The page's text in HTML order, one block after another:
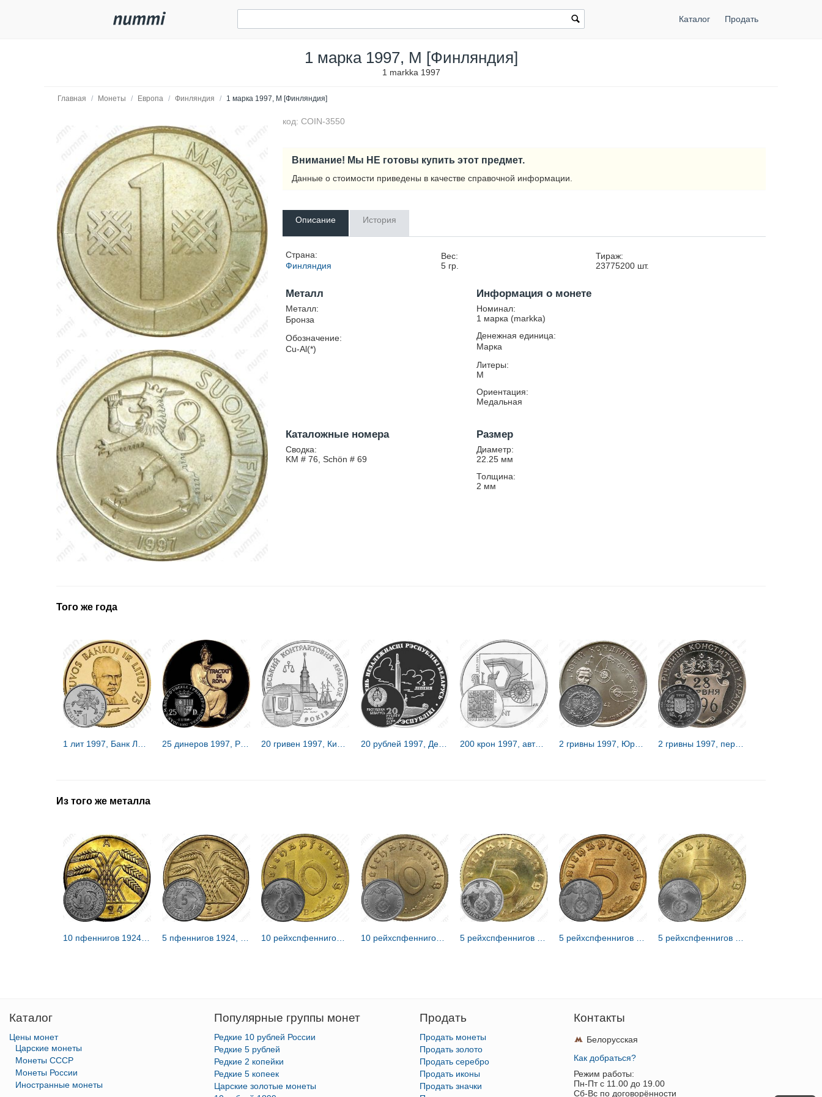
Каталог Продать
1 марка 1997, M [Финляндия]
1 markka 1997
Главная / Монеты / Европа / Финляндия / 1 марка 1997, M [Финляндия]
код: COIN-3550
Внимание! Мы НЕ готовы купить этот предмет.
Данные о стоимости приведены в качестве справочной информации.
Описание История
Страна:
Финляндия
Вес:
5гр.
Тираж:
23775200 шт.
Металл
Металл:
Бронза
Обозначение:
Cu-Al(*)
Информация о монете
Номинал:
1 марка (markka)
Денежная единица:
Марка
Литеры:
M
Ориентация:
Медальная
Каталожные номера
Сводка:
KM # 76, Schön # 69
Размер
Диаметр:
22.25 мм
Толщина:
2 мм
Того же года
20 рублей 1997, День Независимости [Беларусь] Proof 200 крон 1997, автомобиль [Чехия]
Из того же металла
10 рейхспфеннигов 1939 [Германия / Третий рейх]
Каталог
Цены монет
Царские монеты
Монеты СССР
Монеты России
Иностранные монеты
Популярные группы монет
Редкие 10 рублей России
Редкие 5 рублей
Редкие 2 копейки
Редкие 5 копеек
Царские золотые монеты
Продать
Продать монеты
Продать золото
Продать серебро
Продать иконы
Продать значки
Контакты
Белорусская
Как добраться?
Режим работы:
Пн-Пт c 11.00 до 19.00
Сб-Вс по договорённости